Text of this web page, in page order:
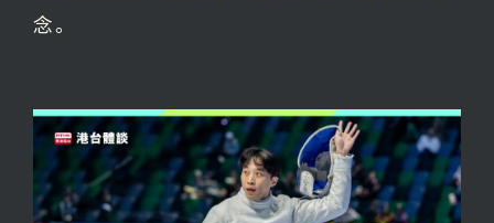
念。